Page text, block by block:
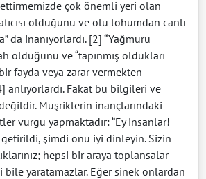
ettirmemizde çok önemli yeri olan
olduğunu ve ölü tohumdan canlı
da inanıyorlardı. [2] “Yağmuru
olduğunu ve “tapınmış oldukları
fayda veya zarar vermekten
anlıyorlardı. Fakat bu bilgileri ve
Müşriklerin inançlarındaki
vurgu yapmaktadır: “Ey insanlar!
şimdi onu iyi dinleyin. Sizin
hepsi bir araya toplansalar
yaratamazlar. Eğer sinek onlardan